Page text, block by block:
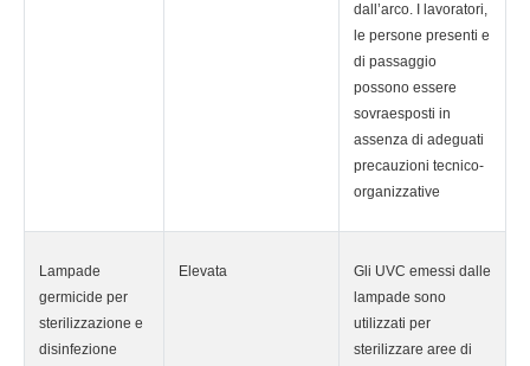
dall’arco. I lavoratori,
le persone presenti e
di passaggio
possono essere
sovraesposti in
assenza di adeguati
precauzioni tecnico-
organizzative
Lampade
germicide per
sterilizzazione e
disinfezione
Elevata
Gli UVC emessi dalle
lampade sono
utilizzati per
sterilizzare aree di